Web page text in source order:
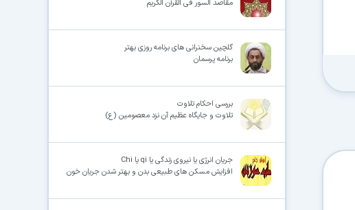
مقاصد السور فی القرآن الکریم
گلچین سخنرانی های برنامه روزی بهتر
برنامه پرسمان
بررسی احکام تلاوت
تلاوت و جایگاه عظیم آن نزد معصومین (ع)
جریان انرژی یا نیروی زندگی یا qi یا Chi
افزایش مسکن های طبیعی بدن و بهتر شدن جریان خون